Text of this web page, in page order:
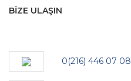
BİZE ULAŞIN
0(216) 446 07 08